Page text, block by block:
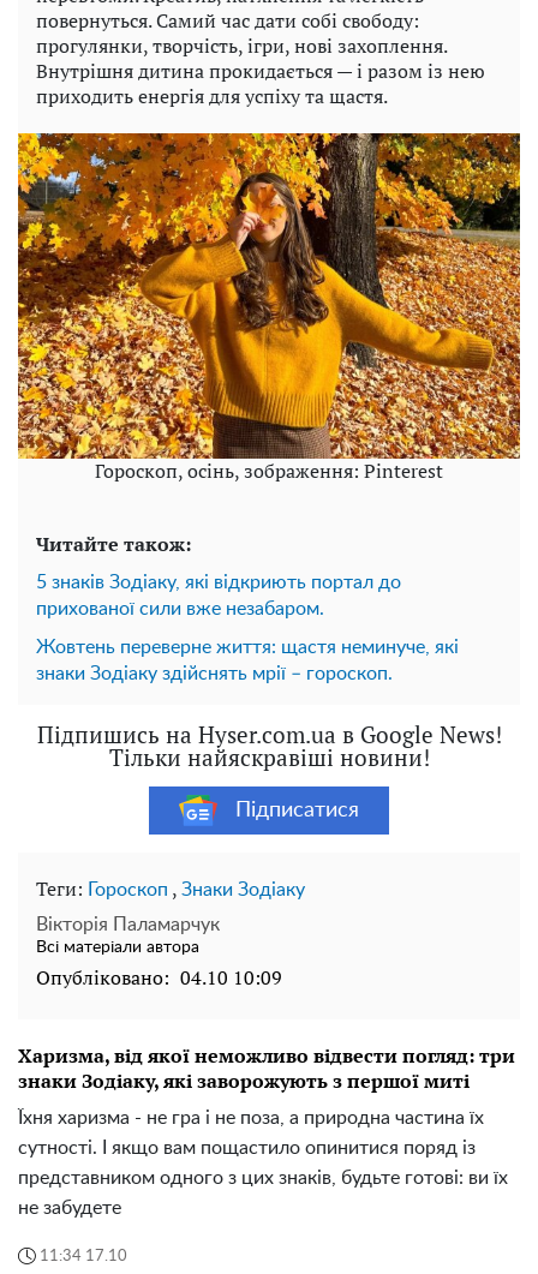
повернуться. Самий час дати собі свободу:
прогулянки, творчість, ігри, нові захоплення.
Внутрішня дитина прокидається — і разом із нею
приходить енергія для успіху та щастя.
Гороскоп, осінь, зображення: Pinterest
Читайте також:
5 знаків Зодіаку, які відкриють портал до
прихованої сили вже незабаром.
Жовтень переверне життя: щастя неминуче, які
знаки Зодіаку здійснять мрії – гороскоп.
Підпишись на Hyser.com.ua в Google News!
Тільки найяскравіші новини!
Підписатися
Теги: Гороскоп , Знаки Зодіаку
Вікторія Паламарчук
Всі матеріали автора
Опубліковано: 04.10 10:09
Харизма, від якої неможливо відвести погляд: три
знаки Зодіаку, які заворожують з першої миті
Їхня харизма - не гра і не поза, а природна частина їх
сутності. І якщо вам пощастило опинитися поряд із
представником одного з цих знаків, будьте готові: ви їх
не забудете
11:34 17.10